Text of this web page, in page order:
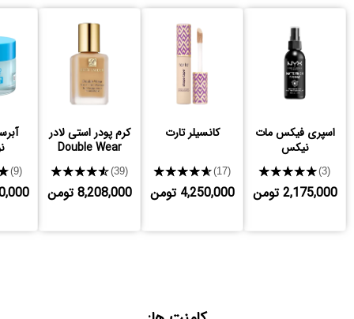
اسپری فیکس مات
نیکس
★★★★★(3)
2,175,000 تومن
کانسیلر تارت
★★★★★(17)
4,250,000 تومن
کرم پودر استی لادر
Double Wear
★★★★★(39)
8,208,000 تومن
(9)